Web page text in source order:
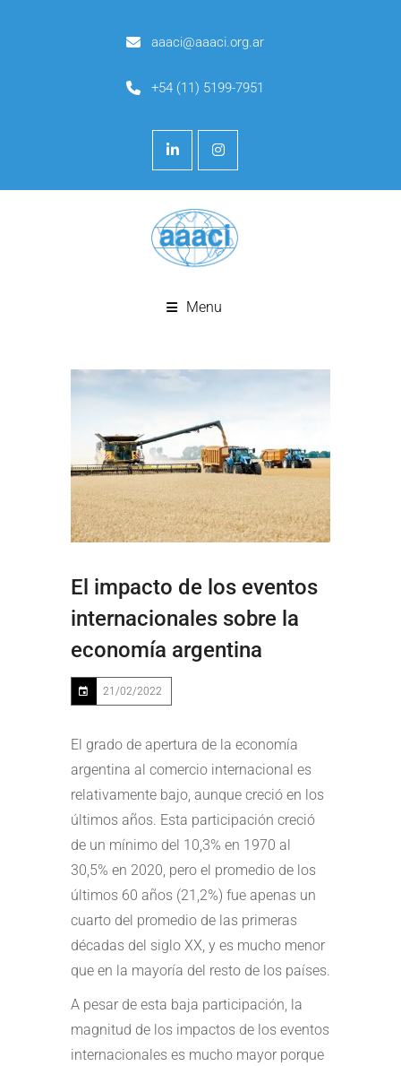
aaaci@aaaci.org.ar
+54 (11) 5199-7951
Menu
El impacto de los eventos
internacionales sobre la
economía argentina
21/02/2022
El grado de apertura de la economía
argentina al comercio internacional es
relativamente bajo, aunque creció en los
últimos años. Esta participación creció
de un mínimo del 10,3% en 1970 al
30,5% en 2020, pero el promedio de los
últimos 60 años (21,2%) fue apenas un
cuarto del promedio de las primeras
décadas del siglo XX, y es mucho menor
que en la mayoría del resto de los países.
A pesar de esta baja participación, la
magnitud de los impactos de los eventos
internacionales es mucho mayor porque